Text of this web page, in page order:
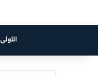
الأولى